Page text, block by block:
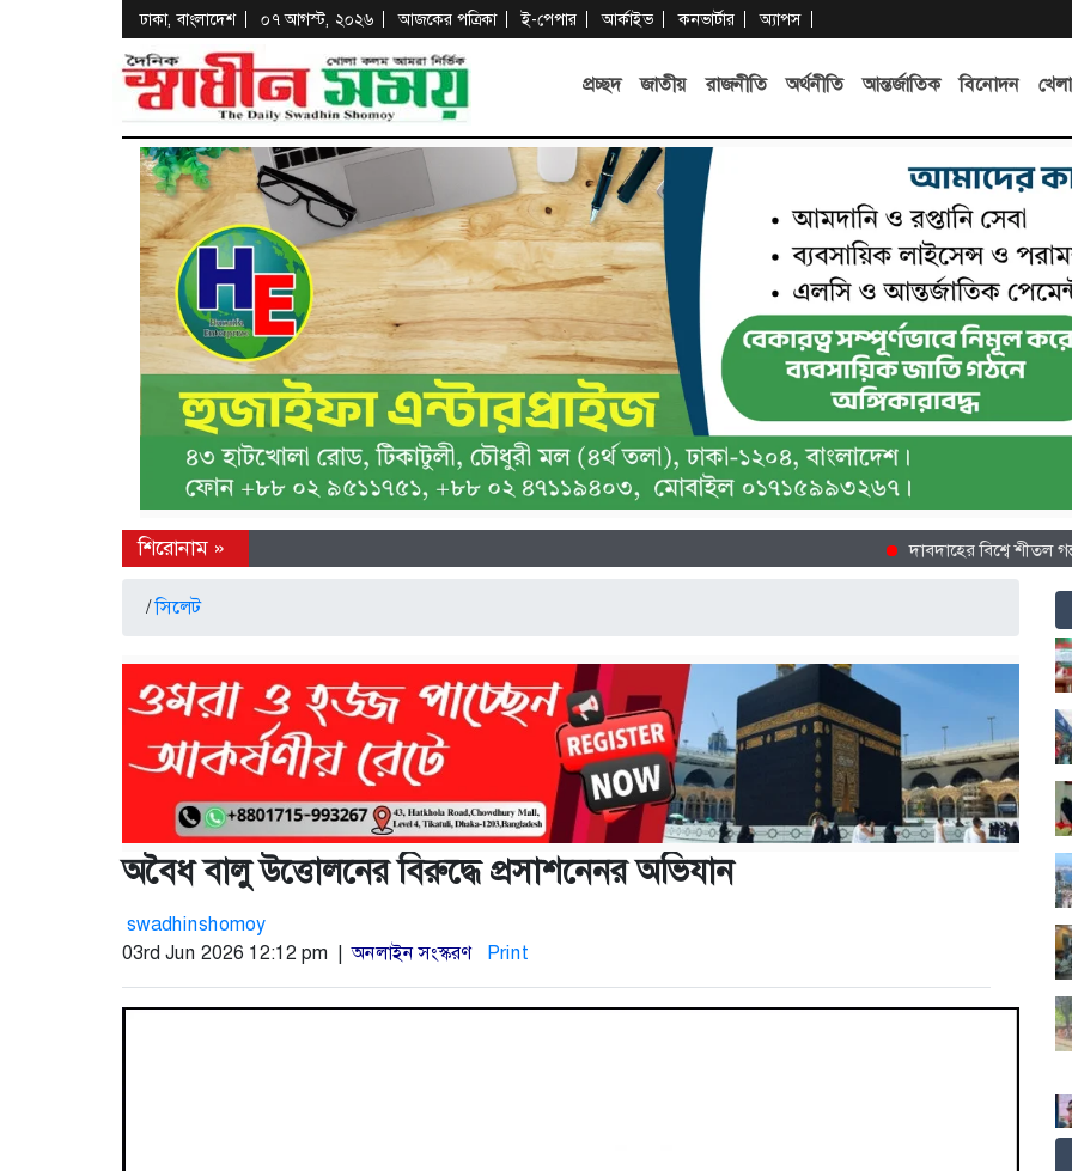
ঢাকা, বাংলাদেশ ০৭ আগস্ট, ২০২৬ আজকের পত্রিকা ই-পেপার আর্কাইভ কনভার্টার অ্যাপস
প্রচ্ছদ জাতীয় রাজনীতি অর্থনীতি আন্তর্জাতিক বিনোদন
দাবদাহের বিশ্বে শীতল গন্তব্য
/সিলেট
অবৈধ বালু উত্তোলনের বিরুদ্ধে প্রসাশনেনর অভিযান
swadhinshomoy
03rd Jun 2026 12:12 pm |অনলাইন সংস্করণ Print